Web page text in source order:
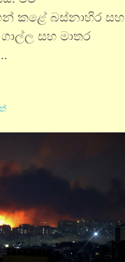
කළේ බස්නාහිර සහ
සහ මාතර